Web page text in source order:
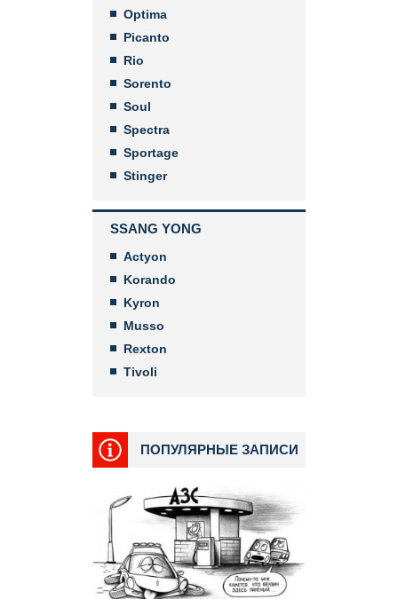
Optima
Picanto
Rio
Sorento
Soul
Spectra
Sportage
Stinger
SSANG YONG
Actyon
Korando
Kyron
Musso
Rexton
Tivoli
ПОПУЛЯРНЫЕ ЗАПИСИ